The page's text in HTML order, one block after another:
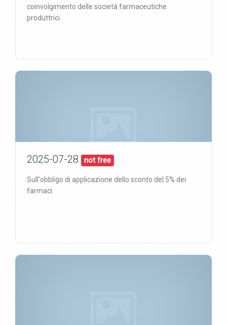
coinvolgimento delle società farmaceutiche
produttrici.
pubblicata:28/07/25
2025-07-28 not free
Sull'obbligo di applicazione dello sconto del 5% dei
farmaci